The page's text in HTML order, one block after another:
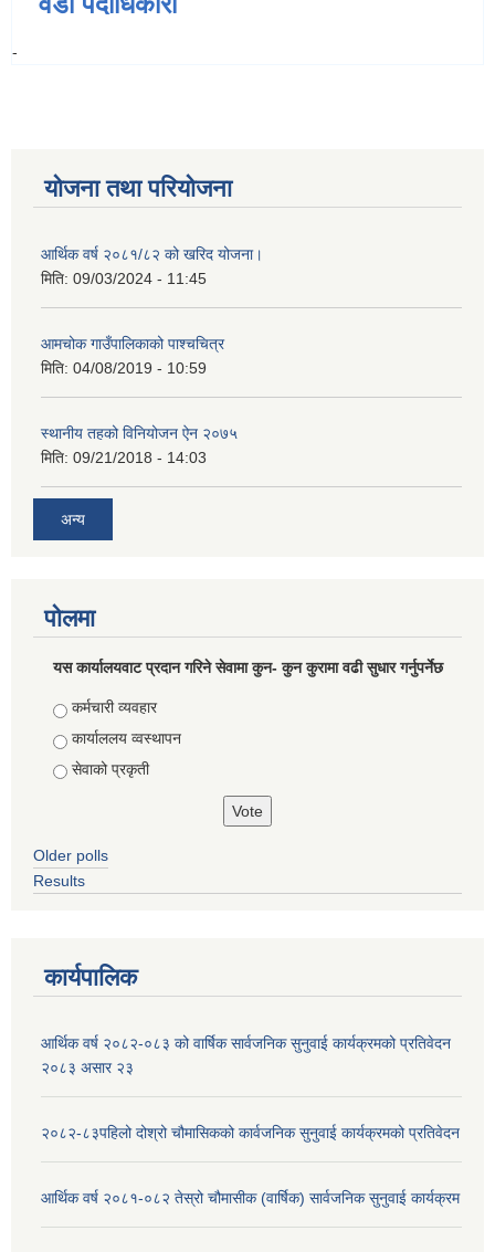
-
योजना तथा परियोजना
आर्थिक वर्ष २०८१/८२ को खरिद योजना।
मिति: 09/03/2024 - 11:45
आमचोक गाउँपालिकाको पाश्चचित्र
मिति: 04/08/2019 - 10:59
स्थानीय तहको विनियोजन ऐन २०७५
मिति: 09/21/2018 - 14:03
अन्य
पोलमा
यस कार्यालयवाट प्रदान गरिने सेवामा कुन- कुन कुरामा वढी सुधार गर्नुपर्नेछ
Choices
कर्मचारी व्यवहार
कार्याललय व्वस्थापन
सेवाको प्रकृती
Older polls
Results
कार्यपालिक
आर्थिक वर्ष २०८२-०८३ को वार्षिक सार्वजनिक सुनुवाई कार्यक्रमको प्रतिवेदन
२०८३ असार २३
२०८२-८३पहिलो दोश्रो चौमासिकको कार्वजनिक सुनुवाई कार्यक्रमको प्रतिवेदन
आर्थिक वर्ष २०८१-०८२ तेस्रो चौमासीक (वार्षिक) सार्वजनिक सुनुवाई कार्यक्रम